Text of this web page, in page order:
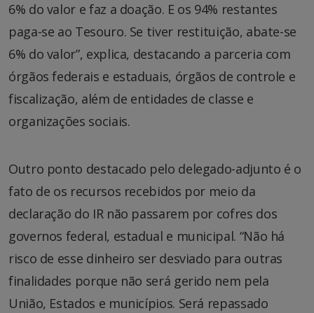
6% do valor e faz a doação. E os 94% restantes
paga-se ao Tesouro. Se tiver restituição, abate-se
6% do valor”, explica, destacando a parceria com
órgãos federais e estaduais, órgãos de controle e
fiscalização, além de entidades de classe e
organizações sociais.
Outro ponto destacado pelo delegado-adjunto é o
fato de os recursos recebidos por meio da
declaração do IR não passarem por cofres dos
governos federal, estadual e municipal. “Não há
risco de esse dinheiro ser desviado para outras
finalidades porque não será gerido nem pela
União, Estados e municípios. Será repassado